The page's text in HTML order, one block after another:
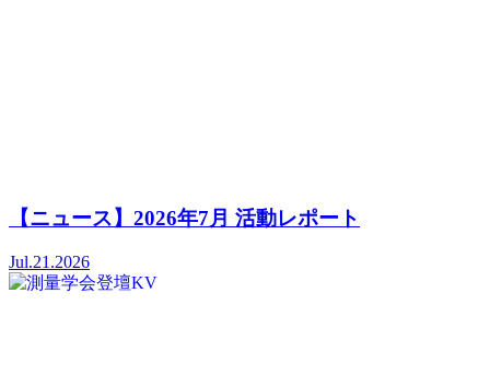
【ニュース】2026年7月 活動レポート
Jul.21.2026